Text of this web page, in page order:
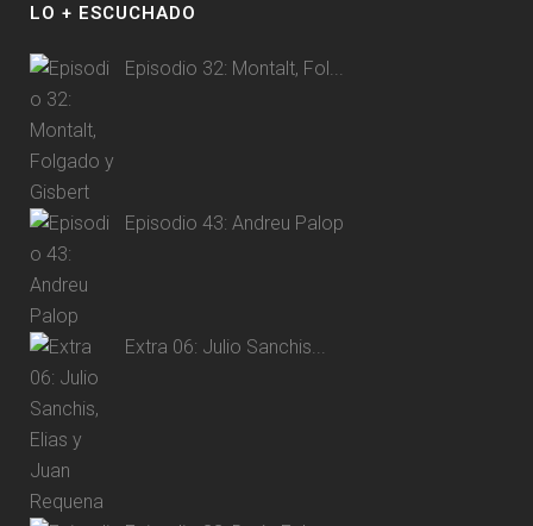
LO + ESCUCHADO
Episodio 32: Montalt, Fol...
Episodio 43: Andreu Palop
Extra 06: Julio Sanchis...